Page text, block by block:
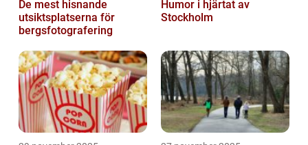
De mest hisnande
utsiktsplatserna för
bergsfotografering
Humor i hjärtat av
Stockholm